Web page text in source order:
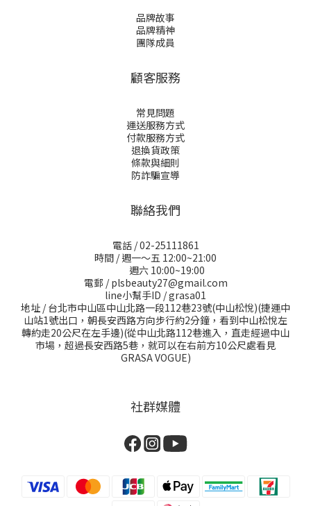
品牌故事
品牌精神
團隊成員
顧客服務
常見問題
運送服務方式
付款服務方式
退換貨政策
條款與細則
防詐騙宣導
聯絡我們
電話 / 02-25111861
時間 / 週一～五 12:00~21:00
週六 10:00~19:00
電郵 / plsbeauty27@gmail.com
line小幫手ID / grasa01
地址 / 台北市中山區中山北路一段112巷23號(中山松悅)(捷運中
山站1號出口，朝長安西路方向步行約2分鐘，看到中山松悅左
轉約走20公尺在左手邊)(從中山北路112巷進入，直走經過中山
市場，超過長安西路5巷，就可以在右前方10公尺處看見
GRASA VOGUE)
社群媒體